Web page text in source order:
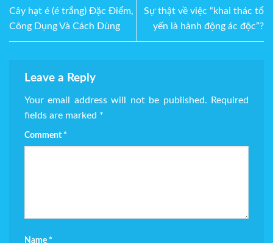
Cây hạt é (é trắng) Đặc Điểm,
Công Dụng Và Cách Dùng
Sự thật về việc “khai thác tổ
yến là hành động ác độc”?
Leave a Reply
Your email address will not be published.
Required
fields are marked *
Comment *
Name *